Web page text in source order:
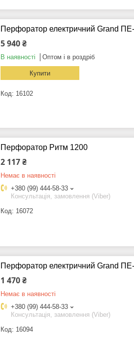
Перфоратор електричний Grand
5 940 ₴
В наявності Оптом і в роздріб
Купити
16102
Перфоратор Ритм 1200
2 117 ₴
Немає в наявності
+380 (99) 444-58-33
Консультація, замовлення (Viber)
16072
Перфоратор електричний Grand
1 470 ₴
Немає в наявності
+380 (99) 444-58-33
Консультація, замовлення (Viber)
16094